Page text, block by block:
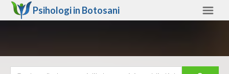
Psihologi in Botosani